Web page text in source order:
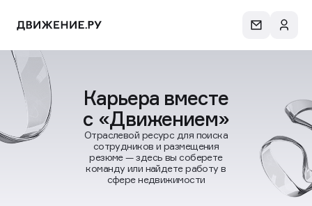
Карьера вместе
с «Движением»
Отраслевой ресурс для поиска
сотрудников и размещения
резюме — здесь вы соберете
команду или найдете работу в
сфере недвижимости